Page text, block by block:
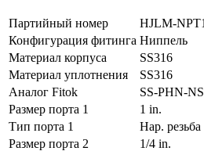
Партийный номер
HJLM-
Конфигурация фитинга Ниппель
Материал корпуса
SS316
Материал уплотнения
SS316
Аналог Fitok
SS-PHN-
Размер порта 1
1 in.
Тип порта 1
Нар.
Размер порта 2
1/4 in.